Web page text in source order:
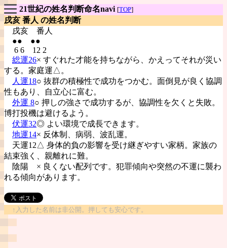
21世紀の姓名判断命名navi [TOP]
戌亥 番人 の姓名判断
戌亥 番人
●● ●●
6 6 12 2
総運26× すぐれた才能を持ちながら、かえってそれが災い
する。家庭運△。
人運18○ 抜群の積極性で成功をつかむ。面倒見が良く協調
性もあり、自立心に富む。
外運 8○ 押しの強さで成功するが、協調性を欠くと失敗。
博打投機は避けるよう。
伏運32◎ よい環境で成長できます。
地運14× 反体制、病弱、波乱運。
天運12△ 身体的負の影響を受け継ぎやすい家柄。家族の
結束強く、親離れに難。
陰陽 × 良くない配列です。犯罪傾向や突然の不運に襲わ
れる傾向があります。
↑入力した名前は非公開。押しても安心です。